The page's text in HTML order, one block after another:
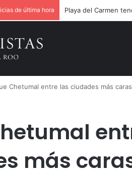
de última hora
Chetumal entre las ciudades más
más